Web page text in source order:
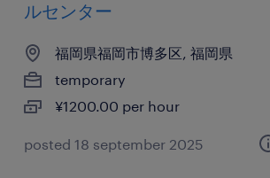
ルセンター
福岡県福岡市博多区, 福岡県
temporary
¥1200.00 per hour
posted 18 september 2025